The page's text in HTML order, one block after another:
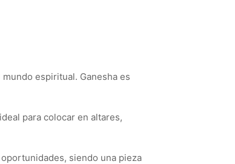
espiritual. Ganesha es
para colocar en altares,
siendo una pieza